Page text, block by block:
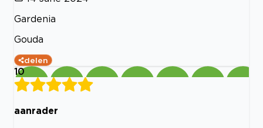
Gardenia
Gouda
delen
10
aanrader